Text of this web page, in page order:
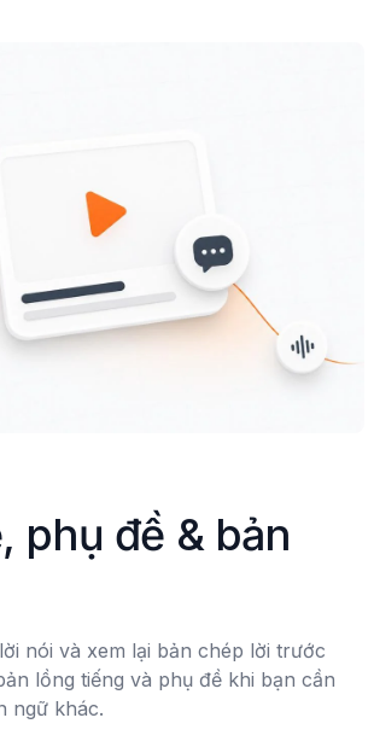
phụ đề & bản
nói và xem lại bản chép lời trước
lồng tiếng và phụ đề khi bạn cần
ngữ khác.